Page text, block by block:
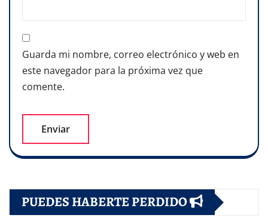
Guarda mi nombre, correo electrónico y web en
este navegador para la próxima vez que
comente.
PUEDES HABERTE PERDIDO